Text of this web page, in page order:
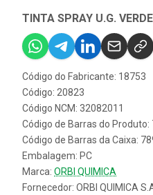
TINTA SPRAY U.G.
Código do Fabricante: 18753
Código: 20823
Código NCM: 32082011
Código de Barras do
Código de Barras da Caixa:
Embalagem: PC
Marca: ORBI QUIMICA
Fornecedor: ORBI QUIMICA